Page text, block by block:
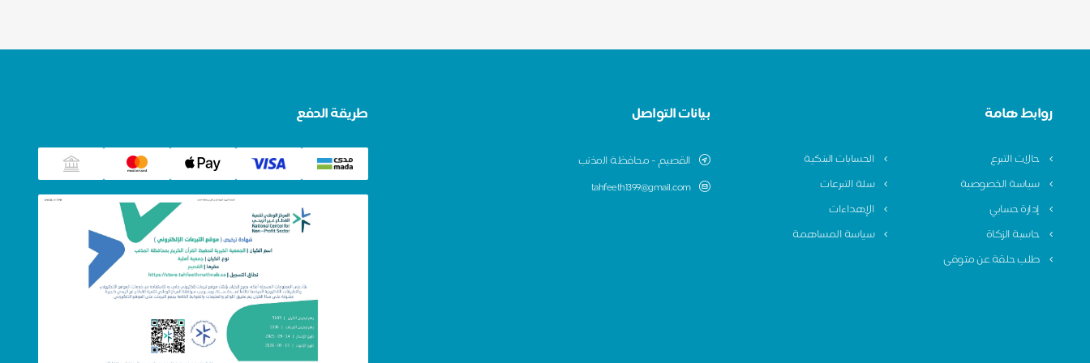
روابط هامة
حالات التبرع
الحسابات البنكية
سياسة الخصوصية
سلة التبرعات
إدارة حسابي
الإهداءات
حاسبة الزكاة
سياسة المساهمة
طلب حلقة عن متوفى
بيانات التواصل
اﻟقصيم - ﻣﺣﺎﻓظﺔ اﻟﻣذﻧب
tahfeeth1399@gmail.com
طريقة الدفع